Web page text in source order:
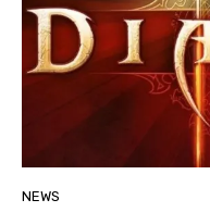
NEWS